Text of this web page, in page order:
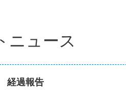
ニュース
経過報告